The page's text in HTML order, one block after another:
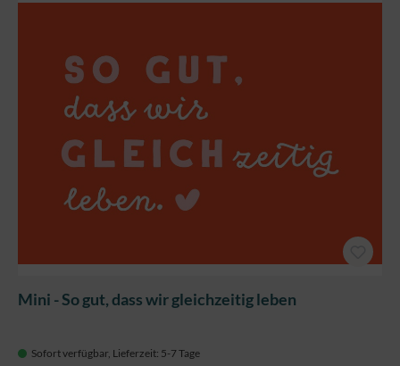
Mini - So gut, dass wir gleichzeitig leben
Sofort verfügbar, Lieferzeit: 5-7 Tage